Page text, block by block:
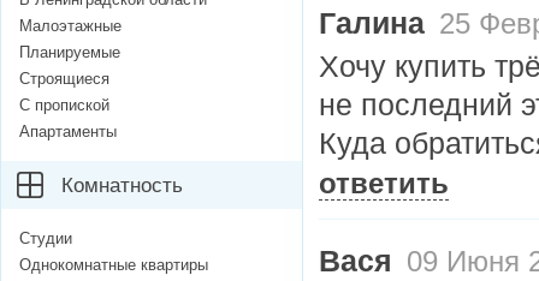
Галина 25
Хочу купить
не последний
Куда
ответить
Вася 09 Июня
Малоэтажные
Планируемые
Строящиеся
С пропиской
Апартаменты
Комнатность
Студии
Однокомнатные квартиры